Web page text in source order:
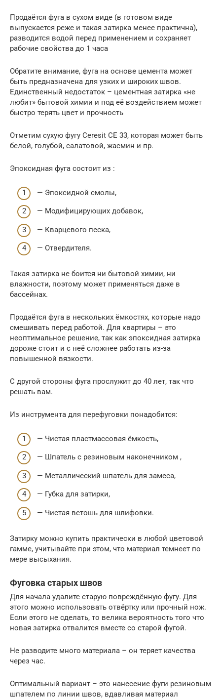
Продаётся фуга в сухом виде (в готовом виде
выпускается реже и такая затирка менее практична),
разводится водой перед применением и сохраняет
рабочие свойства до 1 часа
Обратите внимание, фуга на основе цемента может
быть предназначена для узких и широких швов.
Единственный недостаток – цементная затирка «не
любит» бытовой химии и под её воздействием может
быстро терять цвет и прочность
Отметим сухую фугу Ceresit CE 33, которая может быть
белой, голубой, салатовой, жасмин и пр.
Эпоксидная фуга состоит из :
— Эпоксидной смолы,
— Модифицирующих добавок,
— Кварцевого песка,
— Отвердителя.
Такая затирка не боится ни бытовой химии, ни
влажности, поэтому может применяться даже в
бассейнах.
Продаётся фуга в нескольких ёмкостях, которые надо
смешивать перед работой. Для квартиры – это
неоптимальное решение, так как эпоксидная затирка
дороже стоит и с неё сложнее работать из-за
повышенной вязкости.
С другой стороны фуга прослужит до 40 лет, так что
решать вам.
Из инструмента для перефуговки понадобится:
— Чистая пластмассовая ёмкость,
— Шпатель с резиновым наконечником ,
— Металлический шпатель для замеса,
— Губка для затирки,
— Чистая ветошь для шлифовки.
Затирку можно купить практически в любой цветовой
гамме, учитывайте при этом, что материал темнеет по
мере высыхания.
Фуговка старых швов
Для начала удалите старую повреждённую фугу. Для
этого можно использовать отвёртку или прочный нож.
Если этого не сделать, то велика вероятность того что
новая затирка отвалится вместе со старой фугой.
Не разводите много материала – он теряет качества
через час.
Оптимальный вариант – это нанесение фуги резиновым
шпателем по линии швов, вдавливая материал